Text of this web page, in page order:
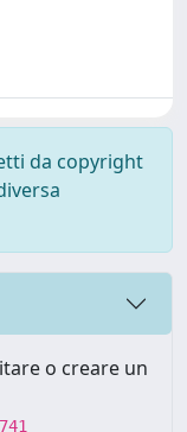
da copyright
o creare un